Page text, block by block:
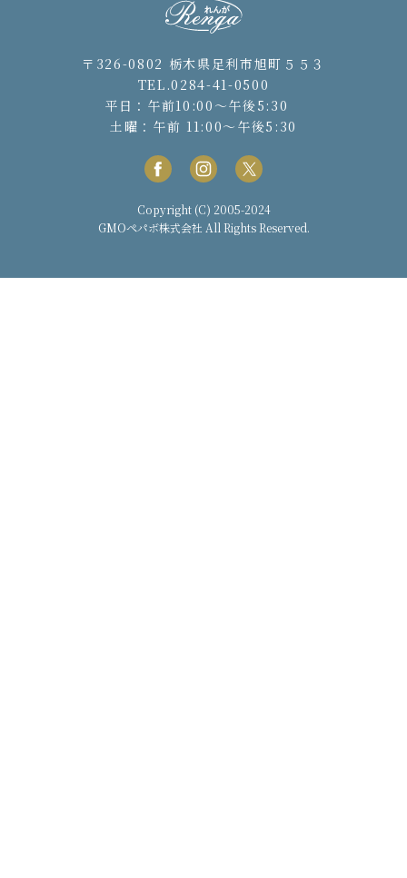
〒326-0802 栃木県足利市旭町５５３
TEL.0284-41-0500
平日：午前10:00〜午後5:30
土曜：午前 11:00〜午後5:30
Copyright (C) 2005-2024
GMOペパボ株式会社 All Rights Reserved.